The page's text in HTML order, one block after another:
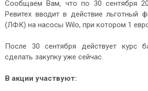
Сообщаем Вам, что по 30 сентября
Ревитех вводит в действие льготный
(ЛФК) на насосы Wilo, при котором 1
После 30 сентября действует курс
сделать закупку уже сейчас.
В акции участвуют: